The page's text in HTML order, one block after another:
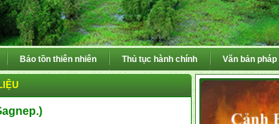
Bảo tồn thiên nhiên Thủ tục hành chính Văn bản pháp